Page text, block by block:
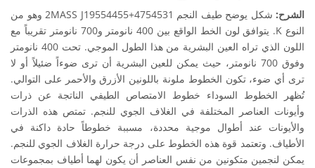
الشرح:
شكل يوضح طيف النجم 2MASS J19554455+4754531 وهو من
النوع K. يتوافق لون الخط الواقع بين 400 نانومتر و700 نانومتر تقريباً مع
اللون الذي تراه العين البشرية من هذا الطول الموجي. تحت 400 نانومتر
وفوق 700 نانومتر، حيث يمكن للعين البشرية أن ترى ضوءاً ضئيلاً أو لا
ترى أي ضوء، تكون الخطوط ملونة باللونين الأزرق والأحمر على التوالي.
تُظهر الخطوط السوداء خطوط الامتصاص الطيفي الناتجة عن ذرات
وأيونات العناصر المختلفة في الغلاف الجوي للنجم. تمتص هذه الذرات
والأيونات عند أطوال موجية محددة، مسببة خطوطاً حادة داكنة في
الأطياف. وتعتمد قوة هذه الخطوط على درجة حرارة الغلاف الجوي للنجم.
يمكن لنجمين متكونين من نفس العناصر أن يكون لهما أطياف بمجموعات